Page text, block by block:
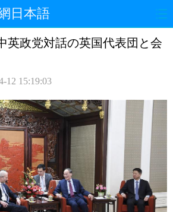
日本語
政治 経済
評論
英政党対話の英国代表団と会
12 15:19:03